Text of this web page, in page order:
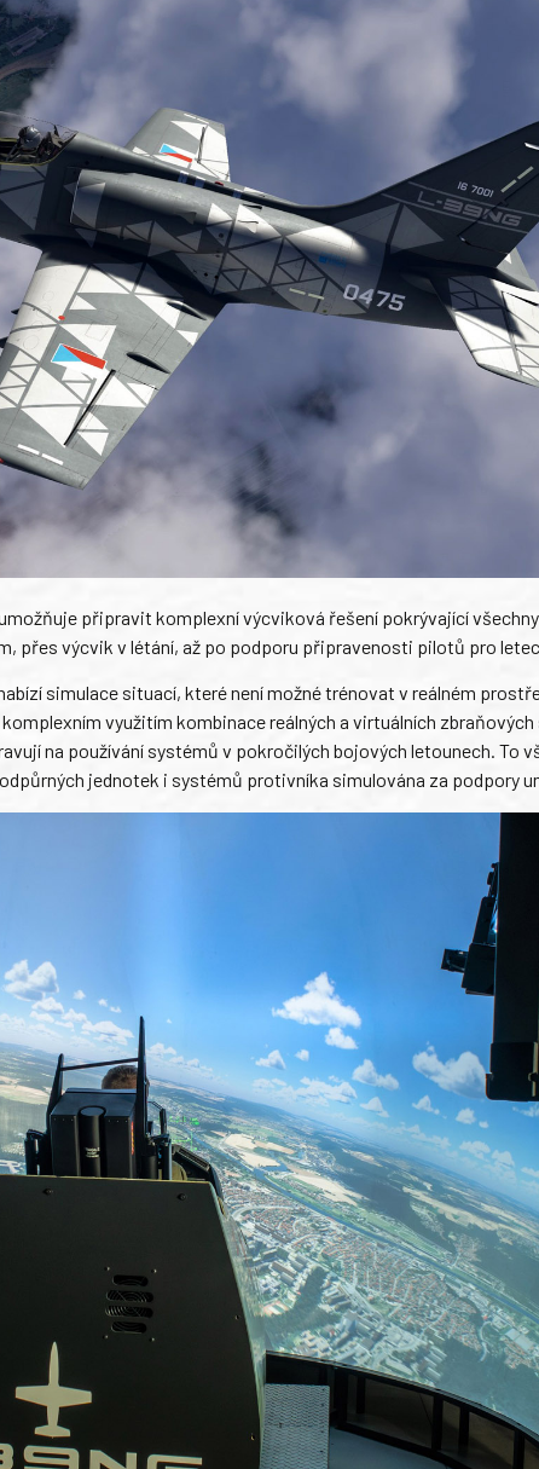
připravit komplexní výcviková řešení pokrývající
přes výcvik v létání, až po podporu připravenosti pilotů pro
simulace situací, které není možné trénovat v reálném
využitím kombinace reálných a virtuálních
na používání systémů v pokročilých bojových letounech. To
jednotek i systémů protivníka simulována za podpory